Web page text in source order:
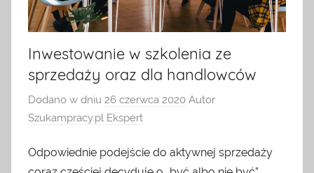
Inwestowanie w szkolenia ze
sprzedaży oraz dla handlowców
Dodano w dniu 26 czerwca 2020 Autor
Szukampracy.pl Ekspert
Odpowiednie podejście do aktywnej sprzedaży